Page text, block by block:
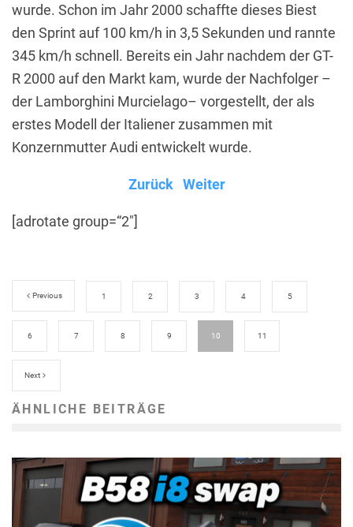
wurde. Schon im Jahr 2000 schaffte dieses Biest
den Sprint auf 100 km/h in 3,5 Sekunden und rannte
345 km/h schnell. Bereits ein Jahr nachdem der GT-
R 2000 auf den Markt kam, wurde der Nachfolger –
der Lamborghini Murcielago– vorgestellt, der als
erstes Modell der Italiener zusammen mit
Konzernmutter Audi entwickelt wurde.
Zurück Weiter
[adrotate group=“2″]
Previous 1 2 3 4 5
6 7 8 9 10 11
Next
ÄHNLICHE BEITRÄGE